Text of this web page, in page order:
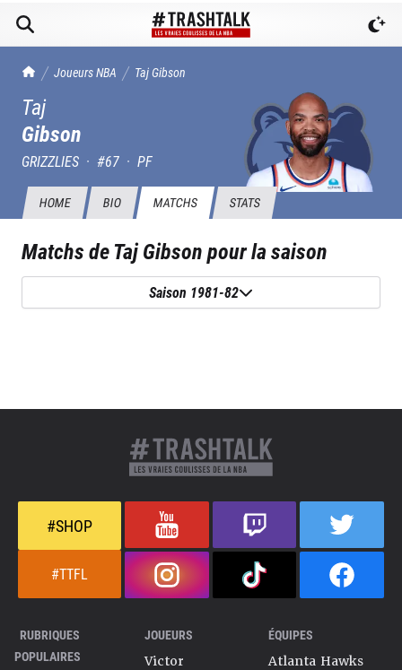
TrashTalk Actu NBA
Joueurs NBA TajGibson
Taj
Gibson
GRIZZLIES · #67 · PF
HOME BIO MATCHS STATS
Matchs deTaj Gibsonpour la saison
Saison 1981-82
#SHOP
#TTFL
RUBRIQUES
POPULAIRES
JOUEURS
Victor
ÉQUIPES
Atlanta Hawks